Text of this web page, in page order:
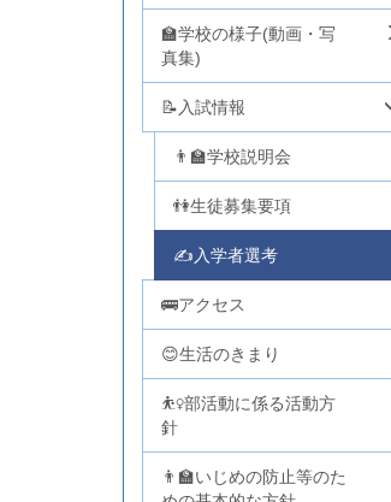
🏫学校の様子(動画・写
真集)
📝入試情報
👨‍🏫学校説明会
👫生徒募集要項
✍入学者選考
🚌アクセス
😊生活のきまり
⛹️‍♀️部活動に係る活動方
針
👨‍🏫いじめの防止等のた